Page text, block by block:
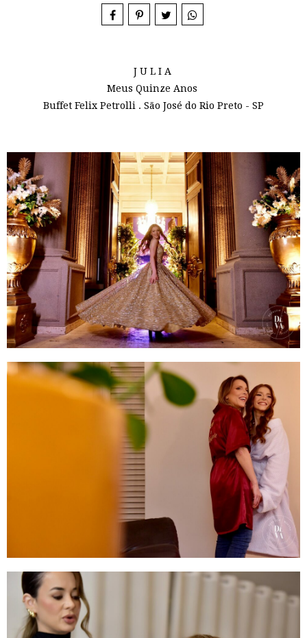
J U L I A
Meus Quinze Anos
Buffet Felix Petrolli . São José do Rio Preto - SP